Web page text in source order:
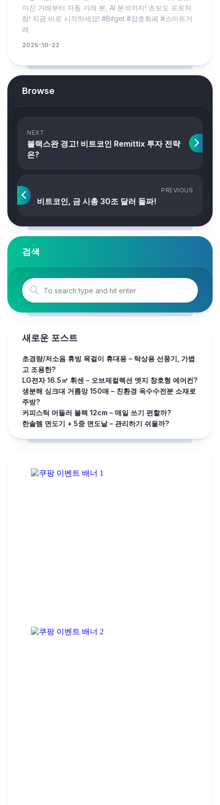
마진 거래부터 자동 거래 봇, AI 분석까지! 초보도 프로처
럼! 지금 바로 시작하세요! #Bitget #암호화폐 #스마트거
래
2025-10-22
Browse
NEXT
블랙스완 경고! 비트코인 Remittix 투자 전략
은?
PREVIOUS
비트코인, 금 시총 30조 달러 돌파!
검색
새로운 포스트
초경량/저소음 휴빙 목걸이 휴대용 – 탁상용 선풍기, 가볍
고 조용한?
LG전자 16.5㎡ 휘센 – 오브제컬렉션 엣지 창호형 에어컨?
생분해 싱크대 거름망 150매 – 친환경 옥수수전분 소재로
주방?
커피스틱 머들러 블랙 12cm – 매일 쓰기 편할까?
한솔템 면도기 + 5중 면도날 – 관리하기 쉬울까?